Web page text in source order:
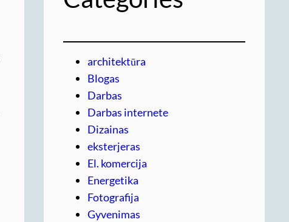
architektūra
Blogas
Darbas
Darbas internete
Dizainas
eksterjeras
El. komercija
Energetika
Fotografija
Gyvenimas